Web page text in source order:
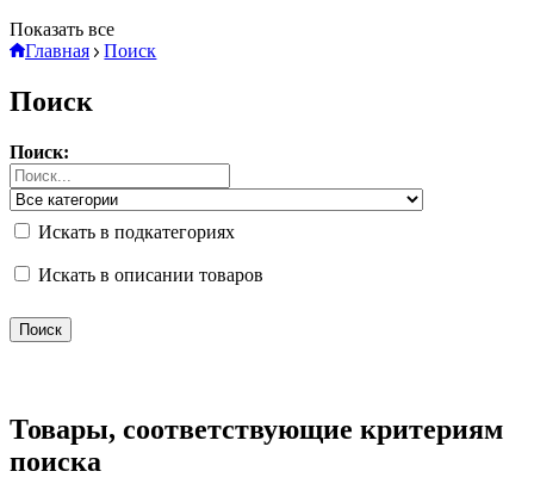
Показать все
Главная
Поиск
Поиск
Поиск:
Искать в подкатегориях
Искать в описании товаров
Товары, соответствующие критериям
поиска